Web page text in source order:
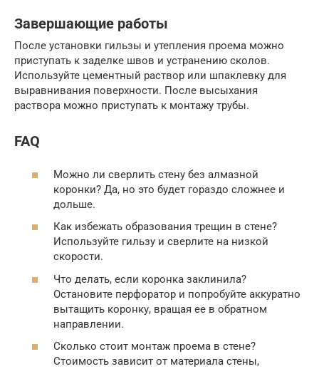
Завершающие работы
После установки гильзы и утепления проема можно
приступать к заделке швов и устранению сколов.
Используйте цементный раствор или шпаклевку для
выравнивания поверхности. После высыхания
раствора можно приступать к монтажу трубы.
FAQ
Можно ли сверлить стену без алмазной
коронки? Да, но это будет гораздо сложнее и
дольше.
Как избежать образования трещин в стене?
Используйте гильзу и сверлите на низкой
скорости.
Что делать, если коронка заклинила?
Остановите перфоратор и попробуйте аккуратно
вытащить коронку, вращая ее в обратном
направлении.
Сколько стоит монтаж проема в стене?
Стоимость зависит от материала стены,